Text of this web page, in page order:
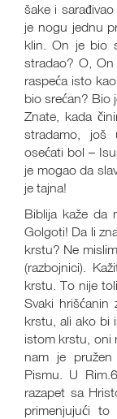
šake i
je nogu jednu
klin. On je bio
stradao? O,
raspeća isto
bio srećan? Bio
Znate, kada
stradamo, još
osećati bol –
je mogao da
je tajna!
Biblija kaže da
Golgoti! Da li
krstu? Ne
(razbojnici).
krstu. To nije
Svaki
krstu, ali ako bi
istom krstu, oni
nam je
Pismu. U
razapet sa
primenjujući